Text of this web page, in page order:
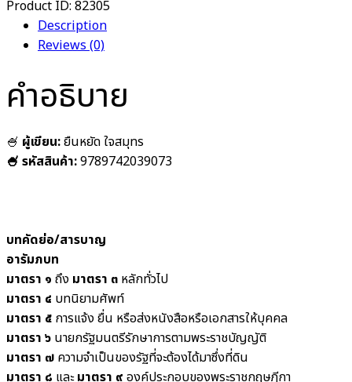
Product ID: 82305
Description
Reviews (0)
คำอธิบาย
🍧 ผู้เขียน:ยืนหยัด ใจสมุทร
🍧 รหัสสินค้า:9789742039073
บทคัดย่อ/สารบาญ
อารัมภบท
มาตรา ๑ ถึง มาตรา ๓ หลักทั่วไป
มาตรา ๔ บทนิยามศัพท์
มาตรา ๕ การแจ้ง ยื่น หรือส่งหนังสือหรือเอกสารให้บุคคล
มาตรา ๖ นายกรัฐมนตรีรักษาการตามพระราชบัญญัติ
มาตรา ๗ ความจำเป็นของรัฐที่จะต้องได้มาซึ่งที่ดิน
มาตรา ๘ และมาตรา ๙ องค์ประกอบของพระราชกฤษฎีกา